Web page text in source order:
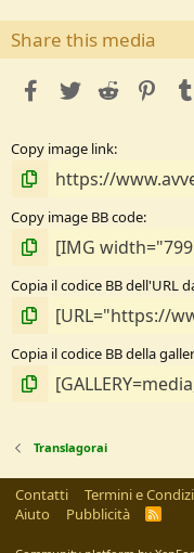
Share this media
facebookTwitterReddit
Copy image link
Copy image BB code
Copia il codice BB dell'URL
Copia il codice BB della
Translagorai
Contatti Termini e
Aiuto
Pubblicità
R